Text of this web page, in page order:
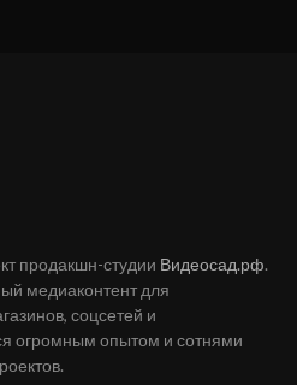
продакшн-студии Видеосад.рф.
медиаконтент для
соцсетей и
огромным опытом и сотнями